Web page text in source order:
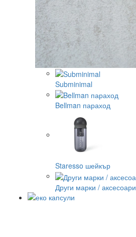
Subminimal
Bellman параход
Staresso шейкър
Други марки / аксесоари